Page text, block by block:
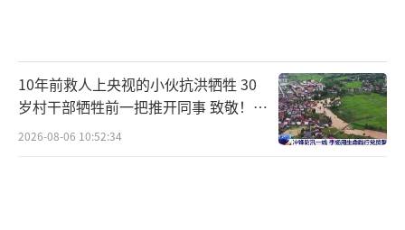
10年前救人上央视的小伙抗洪牺牲 30
岁村干部牺牲前一把推开同事 致敬！送
别！
2026-08-06 10:52:34